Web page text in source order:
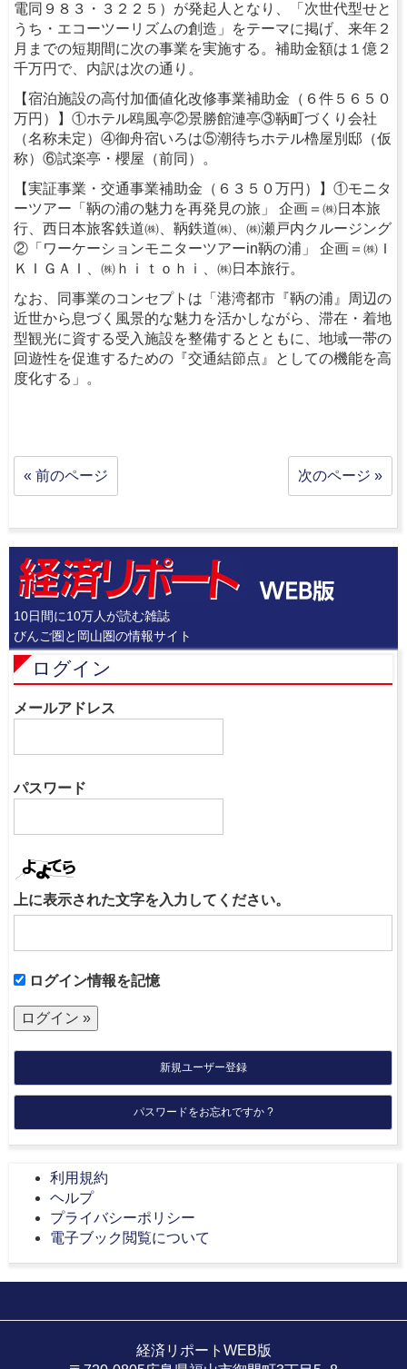
電同９８３・３２２５）が発起人となり、「次世代型せと
うち・エコーツーリズムの創造」をテーマに掲げ、来年２
月までの短期間に次の事業を実施する。補助金額は１億２
千万円で、内訳は次の通り。
【宿泊施設の高付加価値化改修事業補助金（６件５６５０
万円）】①ホテル鴎風亭②景勝館漣亭③鞆町づくり会社
（名称未定）④御舟宿いろは⑤潮待ちホテル櫓屋別邸（仮
称）⑥試楽亭・櫻屋（前同）。
【実証事業・交通事業補助金（６３５０万円）】①モニタ
ーツアー「鞆の浦の魅力を再発見の旅」 企画＝㈱日本旅
行、西日本旅客鉄道㈱、鞆鉄道㈱、㈱瀬戸内クルージング
②「ワーケーションモニターツアーin鞆の浦」 企画＝㈱Ｉ
ＫＩＧＡＩ、㈱ｈｉｔｏｈｉ、㈱日本旅行。
なお、同事業のコンセプトは「港湾都市『鞆の浦』周辺の
近世から息づく風景的な魅力を活かしながら、滞在・着地
型観光に資する受入施設を整備するとともに、地域一帯の
回遊性を促進するための『交通結節点』としての機能を高
度化する」。
« 前のページ 次のページ »
10日間に10万人が読む雑誌
びんご圏と岡山圏の情報サイト
ログイン
メールアドレス
パスワード
上に表示された文字を入力してください。
ログイン情報を記憶
新規ユーザー登録
パスワードをお忘れですか ?
利用規約
ヘルプ
プライバシーポリシー
電子ブック閲覧について
経済リポートWEB版